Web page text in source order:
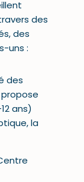
des
des
uns :
des
ans)
la